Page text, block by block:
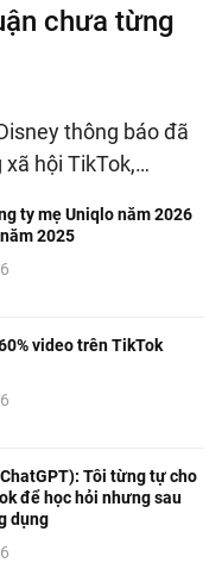
chưa từng
thông báo đã
hội TikTok,…
ty mẹ Uniqlo năm 2026
2025
video trên TikTok
Tôi từng tự cho
để học hỏi nhưng sau
dụng